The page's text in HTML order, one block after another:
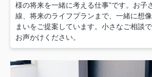
様の将来を一緒に考える仕事”です。お子
線、将来のライフプランまで、一緒に想
まいをご提案しています。小さなご相談
お声かけください。